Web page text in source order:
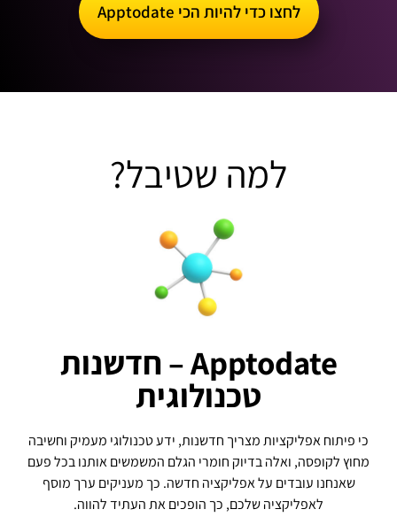
לחצו כדי להיות הכי Apptodate
למה שטיבל?
Apptodate – חדשנות
טכנולוגית
כי פיתוח אפליקציות מצריך חדשנות, ידע טכנולוגי מעמיק וחשיבה
מחוץ לקופסה, ואלה בדיוק חומרי הגלם המשמשים אותנו בכל פעם
שאנחנו עובדים על אפליקציה חדשה. כך מעניקים ערך מוסף
לאפליקציה שלכם, כך הופכים את העתיד להווה.